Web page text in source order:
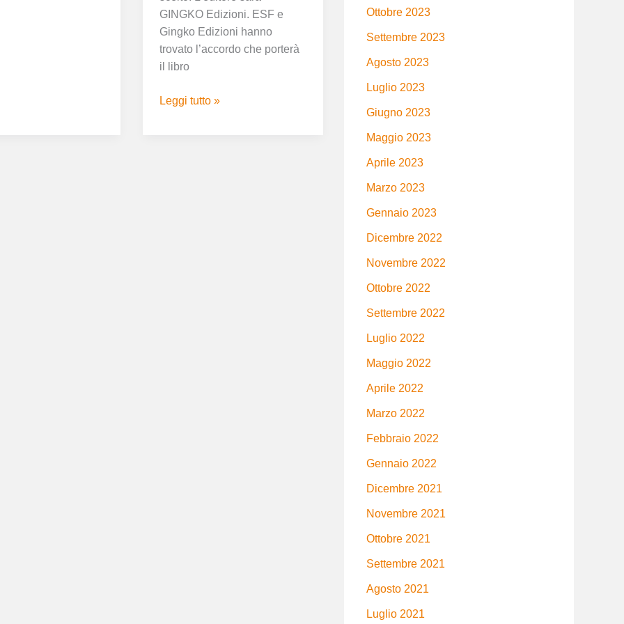
GINGKO Edizioni. ESF e
Gingko Edizioni hanno
trovato l’accordo che porterà
il libro
Leggi tutto »
Ottobre 2023
Settembre 2023
Agosto 2023
Luglio 2023
Giugno 2023
Maggio 2023
Aprile 2023
Marzo 2023
Gennaio 2023
Dicembre 2022
Novembre 2022
Ottobre 2022
Settembre 2022
Luglio 2022
Maggio 2022
Aprile 2022
Marzo 2022
Febbraio 2022
Gennaio 2022
Dicembre 2021
Novembre 2021
Ottobre 2021
Settembre 2021
Agosto 2021
Luglio 2021